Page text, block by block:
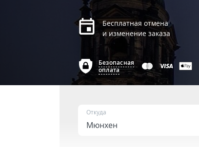
Бесплатная отмена
и изменение заказа
Безопасная
оплата
Откуда